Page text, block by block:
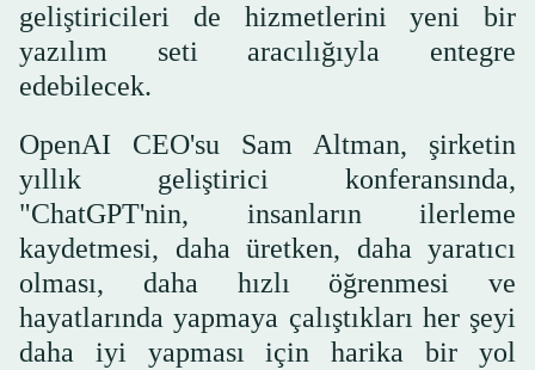
geliştiricileri de hizmetlerini yeni bir
yazılım seti aracılığıyla entegre
edebilecek.
OpenAI CEO'su Sam Altman, şirketin
yıllık geliştirici konferansında,
"ChatGPT'nin, insanların ilerleme
kaydetmesi, daha üretken, daha yaratıcı
olması, daha hızlı öğrenmesi ve
hayatlarında yapmaya çalıştıkları her şeyi
daha iyi yapması için harika bir yol